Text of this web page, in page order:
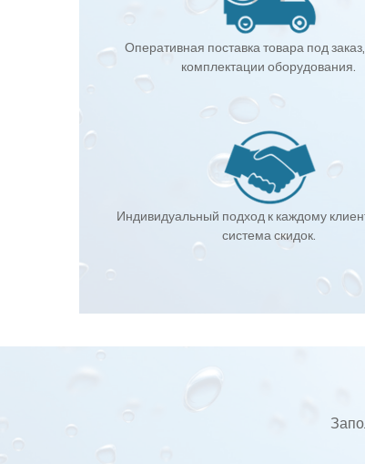
Оперативная поставка товара под
комплектации оборудования.
Индивидуальный подход к каждому
система скидок.